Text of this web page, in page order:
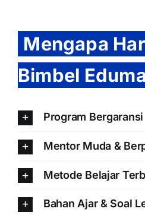
Mengapa
Bimbel
Program Bergaransi
Mentor Muda &
Metode Belajar
Bahan Ajar & Soal